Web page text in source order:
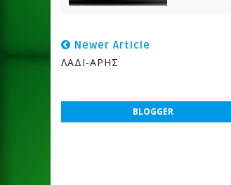
Newer Article
ΛΑΔΙ-ΑΡΗΣ
BLOGGER